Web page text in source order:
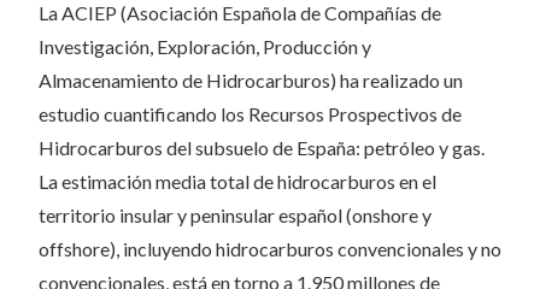
La ACIEP (Asociación Española de Compañías de
Investigación, Exploración, Producción y
Almacenamiento de Hidrocarburos) ha realizado un
estudio cuantificando los Recursos Prospectivos de
Hidrocarburos del subsuelo de España: petróleo y gas.
La estimación media total de hidrocarburos en el
territorio insular y peninsular español (onshore y
offshore), incluyendo hidrocarburos convencionales y no
convencionales, está en torno a 1.950 millones de